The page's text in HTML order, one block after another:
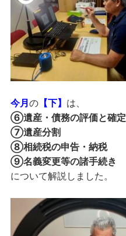
今月 の【下】 は、
⑥遺産・債務の評価と確定
⑦遺産分割
⑧相続税の申告・納税
⑨名義変更等の諸手続き
について解説しました。